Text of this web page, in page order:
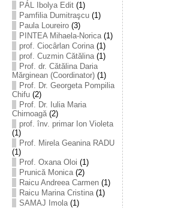
PÁL Ibolya Edit(1)
Pamfilia Dumitraşcu(1)
Paula Loureiro(3)
PINTEA Mihaela-Norica(1)
prof. Ciocârlan Corina(1)
prof. Cuzmin Cătălina(1)
Prof. dr. Cătălina Daria
Mărginean (Coordinator)(1)
Prof. Dr. Georgeta Pompilia
Chifu(2)
Prof. Dr. Iulia Maria
Chirnoagă(2)
prof. înv. primar Ion Violeta
(1)
Prof. Mirela Geanina RADU
(1)
Prof. Oxana Oloi (1)
Prunică Monica(2)
Raicu Andreea Carmen(1)
Raicu Marina Cristina(1)
SAMAJ Imola(1)